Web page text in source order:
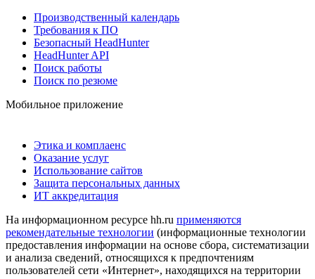
Производственный календарь
Требования к ПО
Безопасный HeadHunter
HeadHunter API
Поиск работы
Поиск по резюме
Мобильное приложение
Этика и комплаенс
Оказание услуг
Использование сайтов
Защита персональных данных
ИТ аккредитация
На информационном ресурсе hh.ru применяются
рекомендательные технологии (информационные технологии
предоставления информации на основе сбора, систематизации
и анализа сведений, относящихся к предпочтениям
пользователей сети «Интернет», находящихся на территории